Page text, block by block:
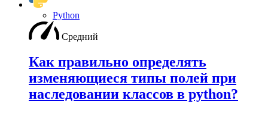
Python
Средний
Как правильно определять
изменяющиеся типы полей при
наследовании классов в python?